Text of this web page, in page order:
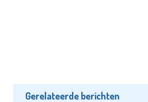
Gerelateerde berichten